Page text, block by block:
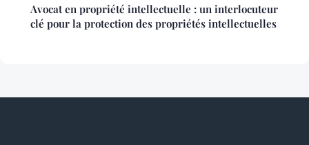
Avocat en propriété intellectuelle : un interlocuteur
clé pour la protection des propriétés intellectuelles